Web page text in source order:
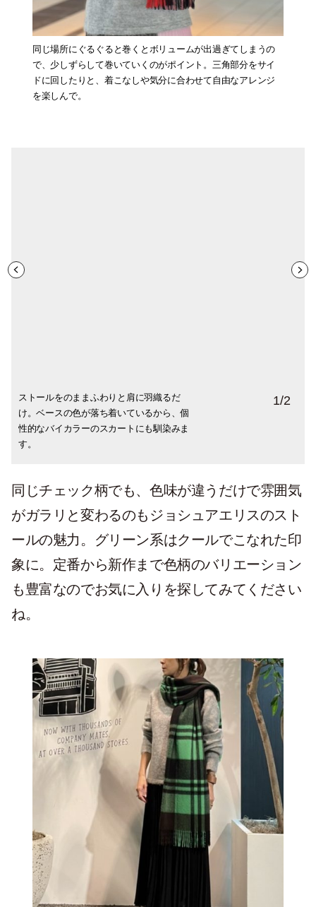
同じ場所にぐるぐると巻くとボリュームが出過ぎてしまうの
で、少しずらして巻いていくのがポイント。三角部分をサイ
ドに回したりと、着こなしや気分に合わせて自由なアレンジ
を楽しんで。
ストールをのままふわりと肩に羽織るだ
け。ベースの色が落ち着いているから、個
性的なバイカラーのスカートにも馴染みま
す。
華やかなチェック柄が全面に出て後ろ姿も
華やか。
1/2
同じチェック柄でも、色味が違うだけで雰囲気
がガラリと変わるのもジョシュアエリスのスト
ールの魅力。グリーン系はクールでこなれた印
象に。定番から新作まで色柄のバリエーション
も豊富なのでお気に入りを探してみてください
ね。